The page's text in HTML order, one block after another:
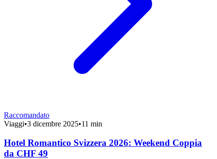
Raccomandato
Viaggi•3 dicembre 2025•11 min
Hotel Romantico Svizzera 2026: Weekend Coppia
da CHF 49